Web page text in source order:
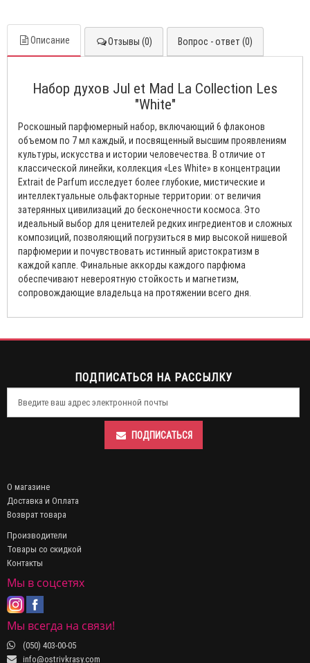
Описание Отзывы (0) Вопрос - ответ (0)
Набор духов Jul et Mad La Collection Les
"White"
Роскошный парфюмерный набор, включающий 6 флаконов
объемом по 7 мл каждый, и посвященный высшим проявлениям
культуры, искусства и истории человечества. В отличие от
классической линейки, коллекция «Les White» в концентрации
Extrait de Parfum исследует более глубокие, мистические и
интеллектуальные ольфакторные территории: от величия
затерянных цивилизаций до бесконечности космоса. Это
идеальный выбор для ценителей редких ингредиентов и сложных
композиций, позволяющий погрузиться в мир высокой нишевой
парфюмерии и почувствовать истинный аристократизм в
каждой капле. Финальные аккорды каждого парфюма
обеспечивают невероятную стойкость и магнетизм,
сопровождающие владельца на протяжении всего дня.
ПОДПИСАТЬСЯ НА РАССЫЛКУ
ПОДПИСАТЬСЯ
О магазине
Доставка и Оплата
Возврат товара
Производители
Товары со скидкой
Контакты
Мы в соцсетях
Мы всегда на связи!
(050) 403-00-05
info@ostrivkrasy.com